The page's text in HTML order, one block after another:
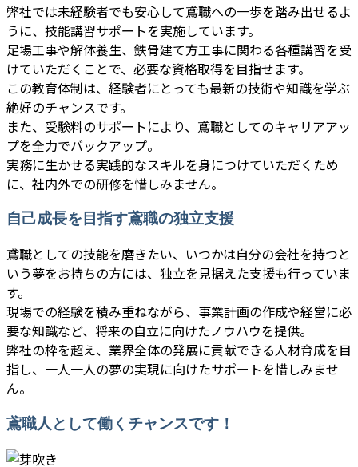
弊社では未経験者でも安心して鳶職への一歩を踏み出せるよ
うに、技能講習サポートを実施しています。
足場工事や解体養生、鉄骨建て方工事に関わる各種講習を受
けていただくことで、必要な資格取得を目指せます。
この教育体制は、経験者にとっても最新の技術や知識を学ぶ
絶好のチャンスです。
また、受験料のサポートにより、鳶職としてのキャリアアッ
プを全力でバックアップ。
実務に生かせる実践的なスキルを身につけていただくため
に、社内外での研修を惜しみません。
自己成長を目指す鳶職の独立支援
鳶職としての技能を磨きたい、いつかは自分の会社を持つと
いう夢をお持ちの方には、独立を見据えた支援も行っていま
す。
現場での経験を積み重ねながら、事業計画の作成や経営に必
要な知識など、将来の自立に向けたノウハウを提供。
弊社の枠を超え、業界全体の発展に貢献できる人材育成を目
指し、一人一人の夢の実現に向けたサポートを惜しみませ
ん。
鳶職人として働くチャンスです！